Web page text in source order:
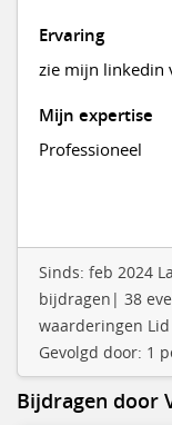
Ervaring
zie mijn linkedin
Mijn expertise
Professioneel
Sinds: feb 2024
bijdragen| 38
waarderingen
Gevolgd door: 1
Bijdragen door